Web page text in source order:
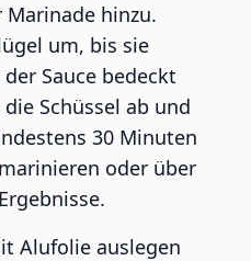
Marinade hinzu.
um, bis sie
Sauce bedeckt
Schüssel ab und
30 Minuten
oder über
Alufolie auslegen